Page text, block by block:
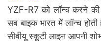
YZF-R7 को लॉन्च करने की
सब बाइक भारत में लॉन्च
सीबीयू स्कूटी लाइन आपनी